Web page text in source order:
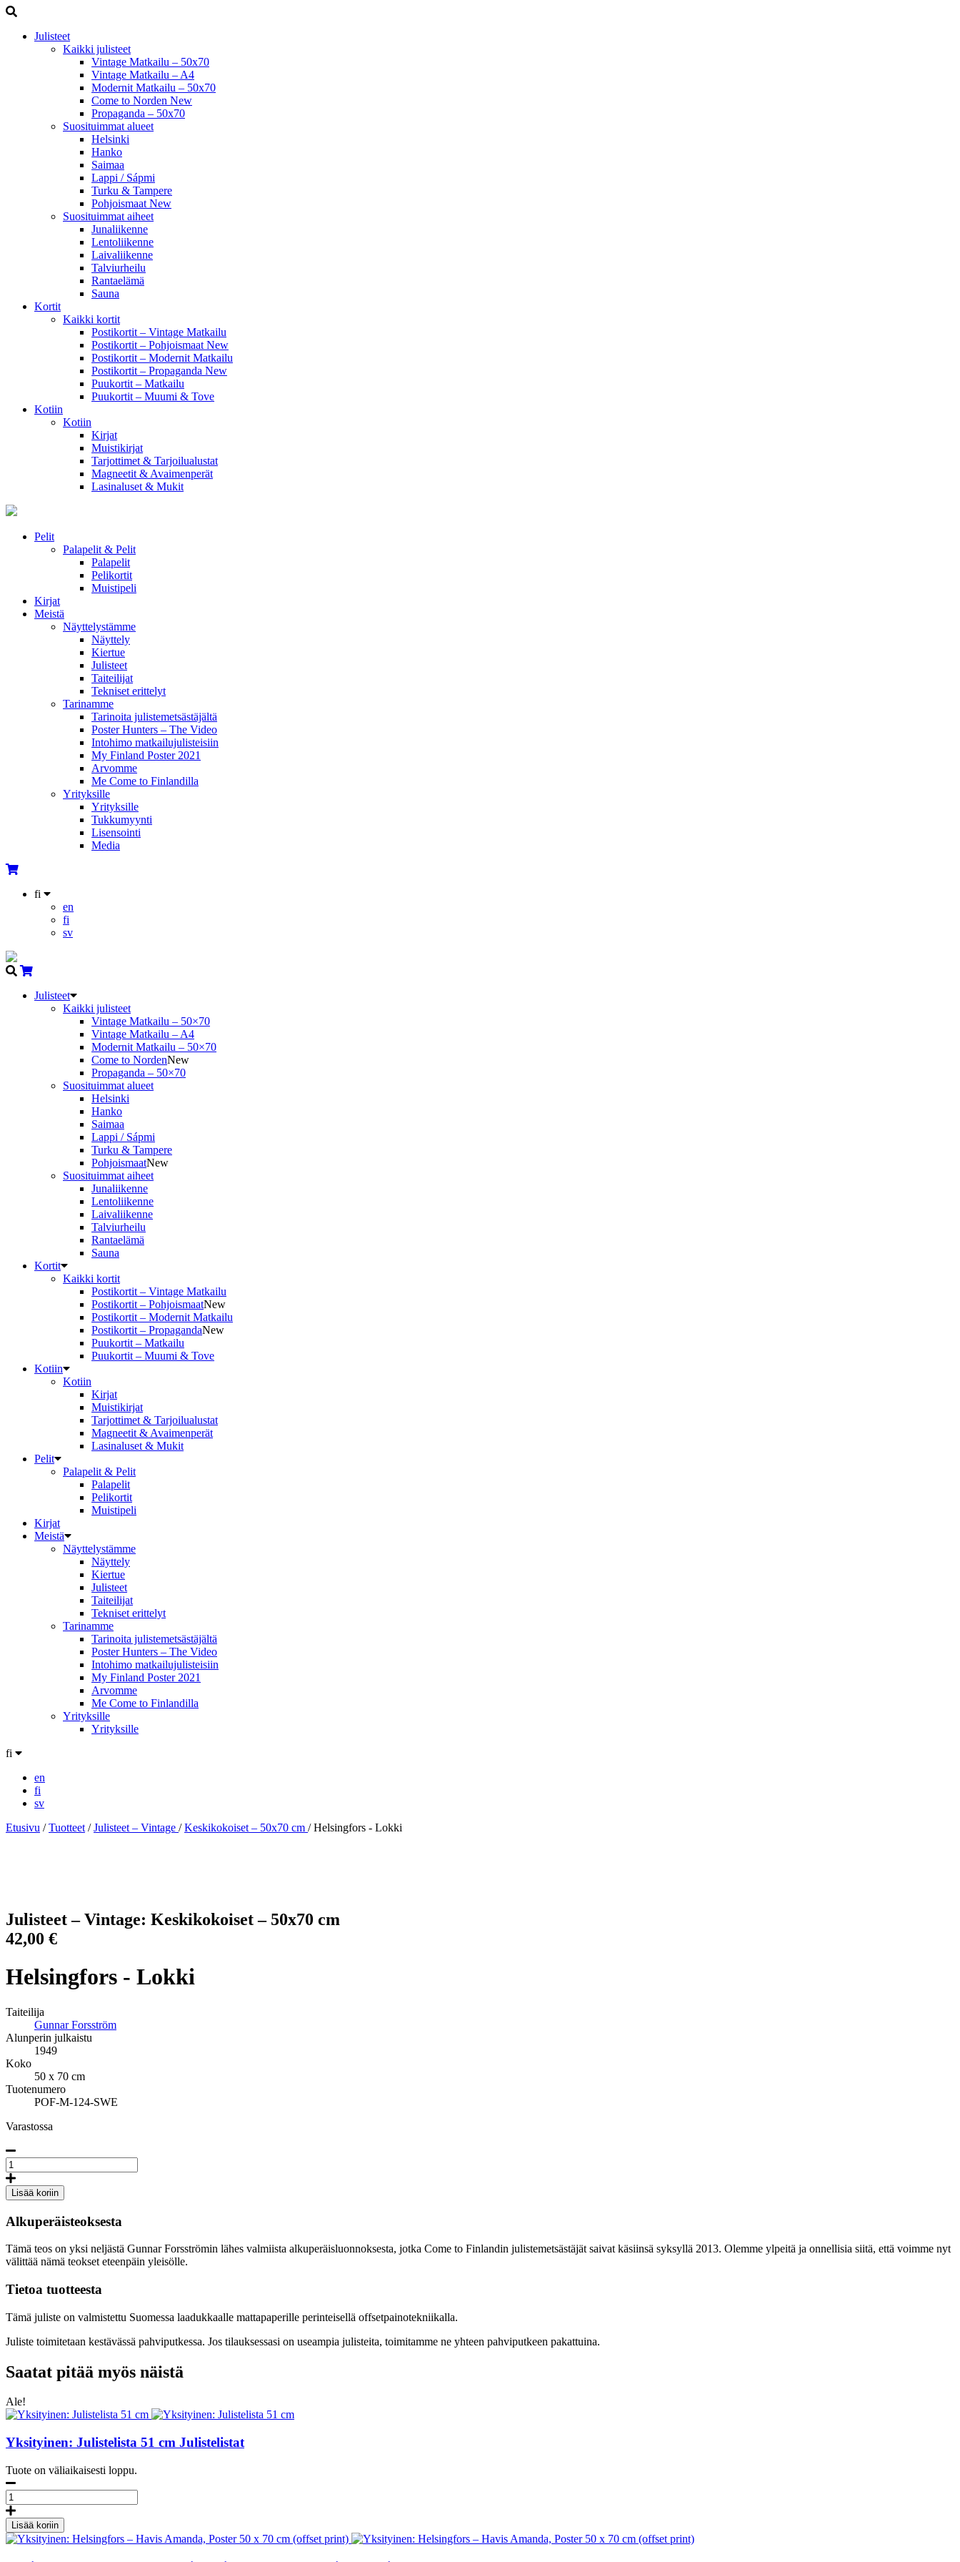
Julisteet
Kaikki julisteet
Vintage Matkailu – 50x70
Vintage Matkailu – A4
Modernit Matkailu – 50x70
Come to Norden New
Propaganda – 50x70
Suosituimmat alueet
Helsinki
Hanko
Saimaa
Lappi / Sápmi
Turku & Tampere
Pohjoismaat New
Suosituimmat aiheet
Junaliikenne
Lentoliikenne
Laivaliikenne
Talviurheilu
Rantaelämä
Sauna
Kortit
Kaikki kortit
Postikortit – Vintage Matkailu
Postikortit – Pohjoismaat New
Postikortit – Modernit Matkailu
Postikortit – Propaganda New
Puukortit – Matkailu
Puukortit – Muumi & Tove
Kotiin
Kotiin
Kirjat
Muistikirjat
Tarjottimet & Tarjoilualustat
Magneetit & Avaimenperät
Lasinaluset & Mukit
Pelit
Palapelit & Pelit
Palapelit
Pelikortit
Muistipeli
Kirjat
Meistä
Näyttelystämme
Näyttely
Kiertue
Julisteet
Taiteilijat
Tekniset erittelyt
Tarinamme
Tarinoita julistemetsästäjältä
Poster Hunters – The Video
Intohimo matkailujulisteisiin
My Finland Poster 2021
Arvomme
Me Come to Finlandilla
Yrityksille
Yrityksille
Tukkumyynti
Lisensointi
Media
fi
en
fi
sv
Julisteet
Kaikki julisteet
Vintage Matkailu – 50×70
Vintage Matkailu – A4
Modernit Matkailu – 50×70
Come to NordenNew
Propaganda – 50×70
Suosituimmat alueet
Helsinki
Hanko
Saimaa
Lappi / Sápmi
Turku & Tampere
PohjoismaatNew
Suosituimmat aiheet
Junaliikenne
Lentoliikenne
Laivaliikenne
Talviurheilu
Rantaelämä
Sauna
Kortit
Kaikki kortit
Postikortit – Vintage Matkailu
Postikortit – PohjoismaatNew
Postikortit – Modernit Matkailu
Postikortit – PropagandaNew
Puukortit – Matkailu
Puukortit – Muumi & Tove
Kotiin
Kotiin
Kirjat
Muistikirjat
Tarjottimet & Tarjoilualustat
Magneetit & Avaimenperät
Lasinaluset & Mukit
Pelit
Palapelit & Pelit
Palapelit
Pelikortit
Muistipeli
Kirjat
Meistä
Näyttelystämme
Näyttely
Kiertue
Julisteet
Taiteilijat
Tekniset erittelyt
Tarinamme
Tarinoita julistemetsästäjältä
Poster Hunters – The Video
Intohimo matkailujulisteisiin
My Finland Poster 2021
Arvomme
Me Come to Finlandilla
Yrityksille
Yrityksille
fi
en
fi
sv
Etusivu /Tuotteet /Julisteet – Vintage /Keskikokoiset – 50x70 cm /Helsingfors - Lokki
Julisteet – Vintage: Keskikokoiset – 50x70 cm
42,00 €
Helsingfors - Lokki
Taiteilija
Gunnar Forsström
Alunperin julkaistu
1949
Koko
50 x 70 cm
Tuotenumero
POF-M-124-SWE
Varastossa
Helsingfors
-
the
Sea
gull,
Poster
x
70
(offset
määrä
Lisää koriin
Alkuperäisteoksesta
Tämä teos on yksi neljästä Gunnar Forsströmin lähes valmiista alkuperäisluonnoksesta, jotka Come to Finlandin julistemetsästäjät saivat käsiinsä syksyllä 2013. Olemme ylpeitä ja onnellisia siitä, että voimme nyt
välittää nämä teokset eteenpäin yleisölle.
Tietoa tuotteesta
Tämä juliste on valmistettu Suomessa laadukkaalle mattapaperille perinteisellä offsetpainotekniikalla.
Juliste toimitetaan kestävässä pahviputkessa. Jos tilauksessasi on useampia julisteita, toimitamme ne yhteen pahviputkeen pakattuina.
Saatat pitää myös näistä
Ale!
Yksityinen: Julistelista 51 cm Julistelistat
Tuote on väliaikaisesti loppu.
Julistelista
51
cm
määrä
Lisää koriin